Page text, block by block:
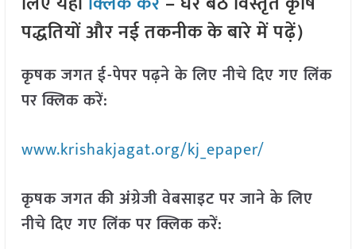
पद्धतियों और नई तकनीक के बारे में पढ़ें)
कृषक जगत ई-पेपर पढ़ने के लिए नीचे दिए गए लिंक
पर क्लिक करें:
www.krishakjagat.org/kj_epaper/
कृषक जगत की अंग्रेजी वेबसाइट पर जाने के लिए
नीचे दिए गए लिंक पर क्लिक करें: